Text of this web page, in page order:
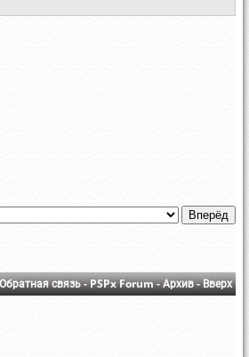
Обратная связь-PSPx Forum-Архив-Вверх